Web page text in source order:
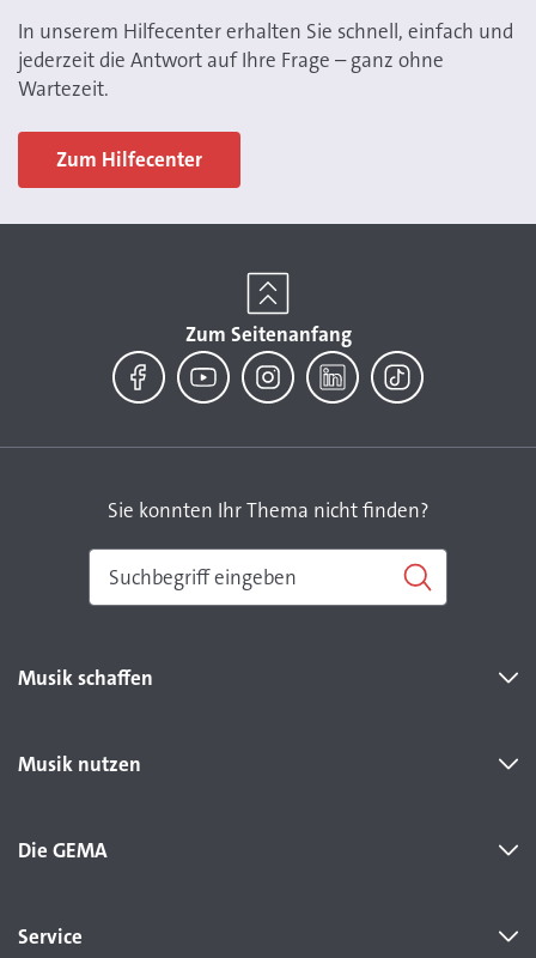
In unserem Hilfecenter erhalten Sie schnell, einfach und
jederzeit die Antwort auf Ihre Frage – ganz ohne
Wartezeit.
Zum Hilfecenter
Zum Seitenanfang
Sie konnten Ihr Thema nicht finden?
Musik schaffen
Musik nutzen
Die GEMA
Service